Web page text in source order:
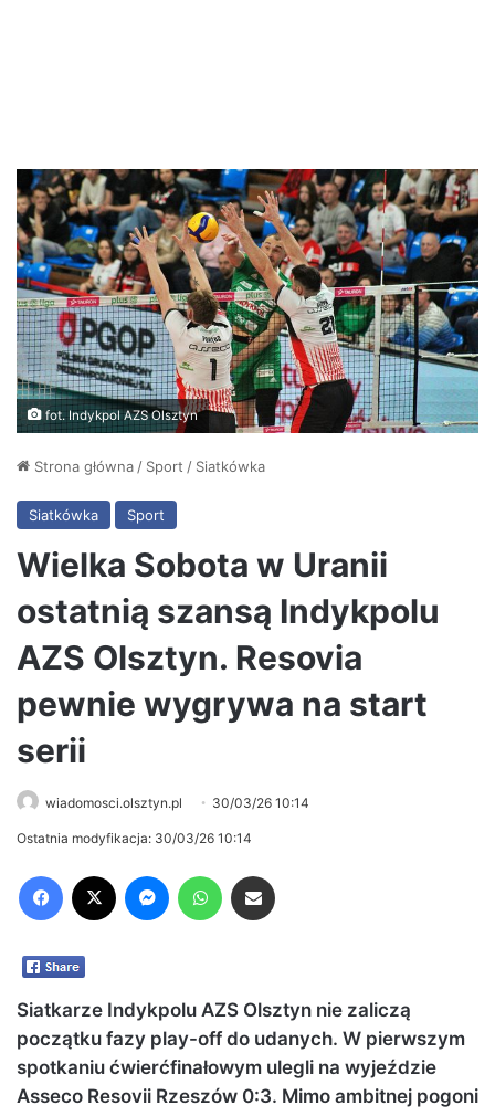
fot. Indykpol AZS Olsztyn
Strona główna / Sport / Siatkówka
Siatkówka Sport
Wielka Sobota w Uranii
ostatnią szansą Indykpolu
AZS Olsztyn. Resovia
pewnie wygrywa na start
serii
wiadomosci.olsztyn.pl 30/03/26 10:14
Ostatnia modyfikacja: 30/03/26 10:14
Siatkarze Indykpolu AZS Olsztyn nie zaliczą
początku fazy play-off do udanych. W pierwszym
spotkaniu ćwierćfinałowym ulegli na wyjeździe
Asseco Resovii Rzeszów 0:3. Mimo ambitnej pogoni